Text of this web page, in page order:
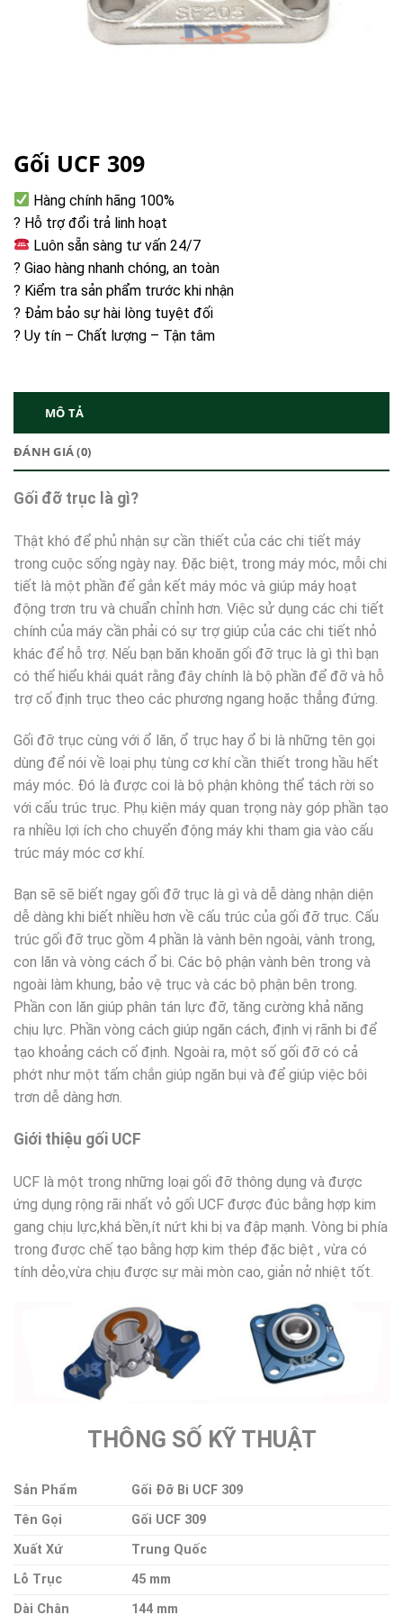
Gối UCF 309
Hàng chính hãng 100%
? Hỗ trợ đổi trả linh hoạt
Luôn sẵn sàng tư vấn 24/7
? Giao hàng nhanh chóng, an toàn
? Kiểm tra sản phẩm trước khi nhận
? Đảm bảo sự hài lòng tuyệt đối
? Uy tín – Chất lượng – Tận tâm
MÔ TẢ
ĐÁNH GIÁ (0)
Gối đỡ trục là gì?
Thật khó để phủ nhận sự cần thiết của các chi tiết máy
trong cuộc sống ngày nay. Đặc biệt, trong máy móc, mỗi chi
tiết là một phần để gắn kết máy móc và giúp máy hoạt
động trơn tru và chuẩn chỉnh hơn. Việc sử dụng các chi tiết
chính của máy cần phải có sự trợ giúp của các chi tiết nhỏ
khác để hỗ trợ. Nếu bạn băn khoăn gối đỡ trục là gì thì bạn
có thể hiểu khái quát rằng đây chính là bộ phần để đỡ và hỗ
trợ cố định trục theo các phương ngang hoặc thẳng đứng.
Gối đỡ trục cùng với ổ lăn, ổ trục hay ổ bi là những tên gọi
dùng để nói về loại phụ tùng cơ khí cần thiết trong hầu hết
máy móc. Đó là được coi là bộ phận không thể tách rời so
với cấu trúc trục. Phụ kiện máy quan trọng này góp phần tạo
ra nhiều lợi ích cho chuyển động máy khi tham gia vào cấu
trúc máy móc cơ khí.
Bạn sẽ sẽ biết ngay gối đỡ trục là gì và dễ dàng nhận diện
dễ dàng khi biết nhiều hơn về cấu trúc của gối đỡ trục. Cấu
trúc gối đỡ trục gồm 4 phần là vành bên ngoài, vành trong,
con lăn và vòng cách ổ bi. Các bộ phận vành bên trong và
ngoài làm khung, bảo vệ trục và các bộ phận bên trong.
Phần con lăn giúp phân tán lực đỡ, tăng cường khả năng
chịu lực. Phần vòng cách giúp ngăn cách, định vị rãnh bi để
tạo khoảng cách cố định. Ngoài ra, một số gối đỡ có cả
phớt như một tấm chắn giúp ngăn bụi và để giúp việc bôi
trơn dễ dàng hơn.
Giới thiệu gối UCF
UCF là một trong những loại gối đỡ thông dụng và được
ứng dụng rộng rãi nhất vỏ gối UCF được đúc bằng hợp kim
gang chịu lực,khá bền,ít nứt khi bị va đập mạnh. Vòng bi phía
trong được chế tạo bằng hợp kim thép đặc biệt , vừa có
tính dẻo,vừa chịu được sự mài mòn cao, giản nở nhiệt tốt.
THÔNG SỐ KỸ THUẬT
Sản Phẩm
Gối Đỡ Bi UCF 309
Tên Gọi
Gối UCF 309
Xuất Xứ
Trung Quốc
Lỗ Trục
45 mm
Dài Chân
144 mm